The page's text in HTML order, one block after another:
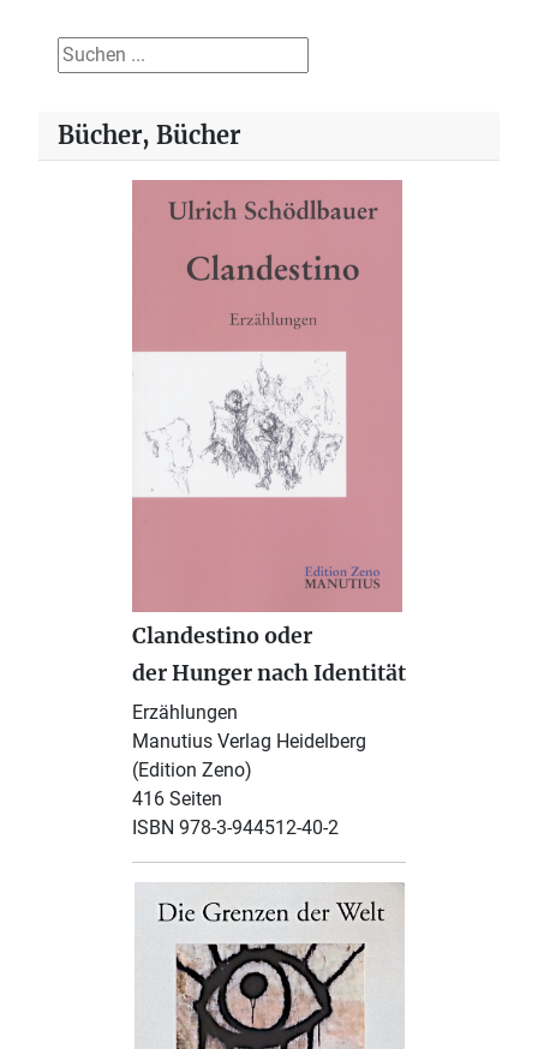
Suchen ...
Bücher, Bücher
Clandestino oder
der Hunger nach Identität
Erzählungen
Manutius Verlag Heidelberg
(Edition Zeno)
416 Seiten
ISBN 978-3-944512-40-2